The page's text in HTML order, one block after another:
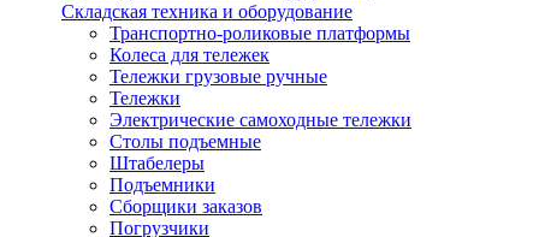
Складская техника и оборудование
Транспортно-роликовые платформы
Колеса для тележек
Тележки грузовые ручные
Тележки
Электрические самоходные тележки
Столы подъемные
Штабелеры
Подъемники
Сборщики заказов
Погрузчики